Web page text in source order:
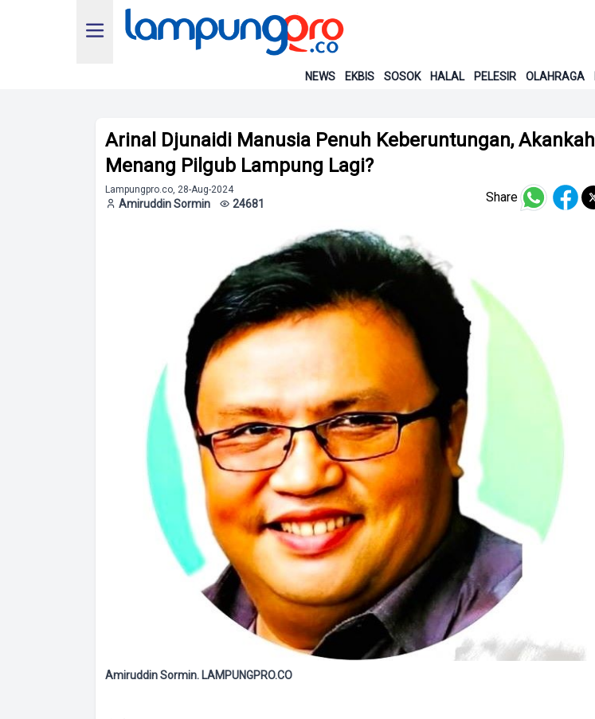
NEWS EKBIS SOSOK HALAL PELESIR OLAHRAGA
Arinal Djunaidi Manusia Penuh Keberuntungan, Akankah
Menang Pilgub Lampung Lagi?
Lampungpro.co, 28-Aug-2024
Amiruddin Sormin 24681 Share
Amiruddin Sormin. LAMPUNGPRO.CO